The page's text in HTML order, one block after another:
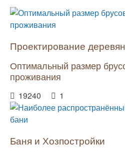
Проектирование
Оптимальный размер
проживания
19240 1
Баня и Хозпостройки